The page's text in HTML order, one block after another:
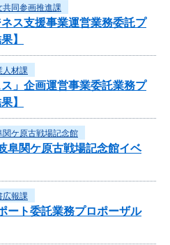
共同参画推進課
ス支援事業運営業務委託プ
】
人材課
」企画運営事業委託業務プ
】
関ケ原古戦場記念館
阜関ケ原古戦場記念館イベ
広報課
ート委託業務プロポーザル